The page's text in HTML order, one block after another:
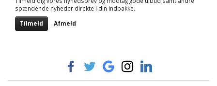
spændende nyheder direkte i din indbakke.
Tilmeld Afmeld